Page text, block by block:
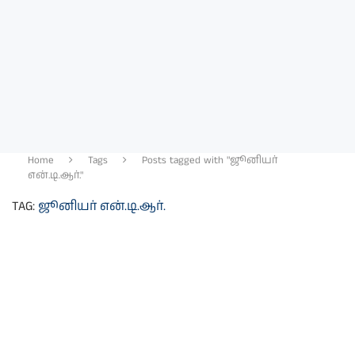
Home Tags
Posts tagged with "ஜூனியர்
என்.டி.ஆர்."
TAG: ஜூனியர் என்.டி.ஆர்.